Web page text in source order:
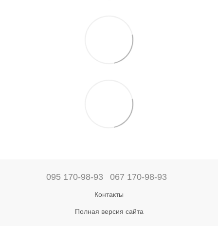
095 170-98-93 067 170-98-93
Контакты
Полная версия сайта